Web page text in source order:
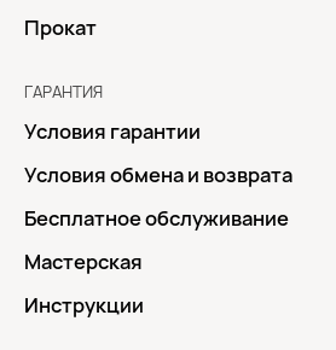
Прокат
ГАРАНТИЯ
Условия гарантии
Условия обмена и возврата
Бесплатное обслуживание
Мастерская
Инструкции